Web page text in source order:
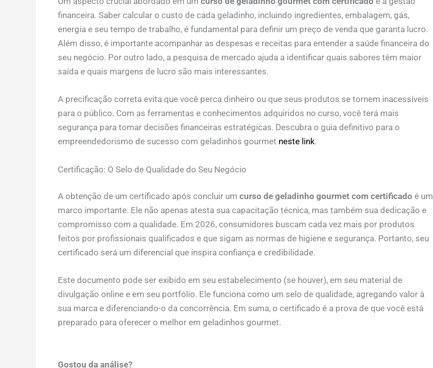
financeira. Saber calcular o custo de cada geladinho, incluindo ingredientes, embalagem, gás,
energia e seu tempo de trabalho, é fundamental para definir um preço de venda que garanta lucro.
Além disso, é importante acompanhar as despesas e receitas para entender a saúde financeira do
seu negócio. Por outro lado, a pesquisa de mercado ajuda a identificar quais sabores têm maior
saída e quais margens de lucro são mais interessantes.
A precificação correta evita que você perca dinheiro ou que seus produtos se tornem inacessíveis
para o público. Com as ferramentas e conhecimentos adquiridos no curso, você terá mais
segurança para tomar decisões financeiras estratégicas. Descubra o guia definitivo para o
empreendedorismo de sucesso com geladinhos gourmet neste link.
Certificação: O Selo de Qualidade do Seu Negócio
A obtenção de um certificado após concluir um curso de geladinho gourmet com certificado é um
marco importante. Ele não apenas atesta sua capacitação técnica, mas também sua dedicação e
compromisso com a qualidade. Em 2026, consumidores buscam cada vez mais por produtos
feitos por profissionais qualificados e que sigam as normas de higiene e segurança. Portanto, seu
certificado será um diferencial que inspira confiança e credibilidade.
Este documento pode ser exibido em seu estabelecimento (se houver), em seu material de
divulgação online e em seu portfólio. Ele funciona como um selo de qualidade, agregando valor à
sua marca e diferenciando-o da concorrência. Em suma, o certificado é a prova de que você está
preparado para oferecer o melhor em geladinhos gourmet.
Gostou da análise?